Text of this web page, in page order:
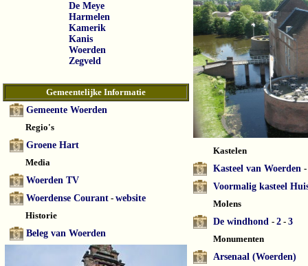
De Meye
Harmelen
Kamerik
Kanis
Woerden
Zegveld
Gemeentelijke Informatie
Gemeente Woerden
Regio's
Groene Hart
Media
Woerden TV
Woerdense Courant - website
Historie
Beleg van Woerden
Kastelen
Kasteel van Woerden -
Voormalig kasteel
Molens
De windhond - 2 - 3
Monumenten
Arsenaal (Woerden)